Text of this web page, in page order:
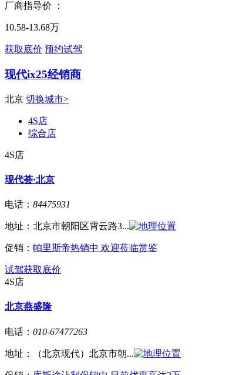
厂商指导价 ：
10.58-13.68万
获取底价 预约试驾
现代ix25经销商
北京 切换城市>
4S店
综合店
4S店
现代荟·北京
电话： 84475931
地址： 北京市朝阳区霄云路3...
促销： 帕里斯帝热销中 欢迎莅临赏鉴
试驾获取底价
4S店
北京燕盛隆
电话： 010-67477263
地址： （北京现代）北京市朝...